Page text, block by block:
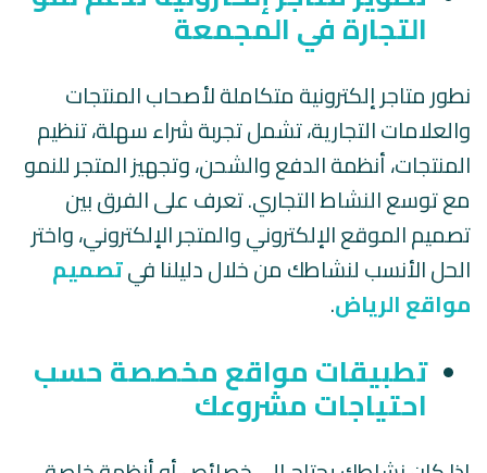
التجارة في المجمعة
نطور متاجر إلكترونية متكاملة لأصحاب المنتجات
والعلامات التجارية، تشمل تجربة شراء سهلة، تنظيم
المنتجات، أنظمة الدفع والشحن، وتجهيز المتجر للنمو
مع توسع النشاط التجاري. تعرف على الفرق بين
تصميم الموقع الإلكتروني والمتجر الإلكتروني، واختر
الحل الأنسب لنشاطك من خلال دليلنا فيتصميم
مواقع الرياض.
تطبيقات مواقع مخصصة حسب
احتياجات مشروعك